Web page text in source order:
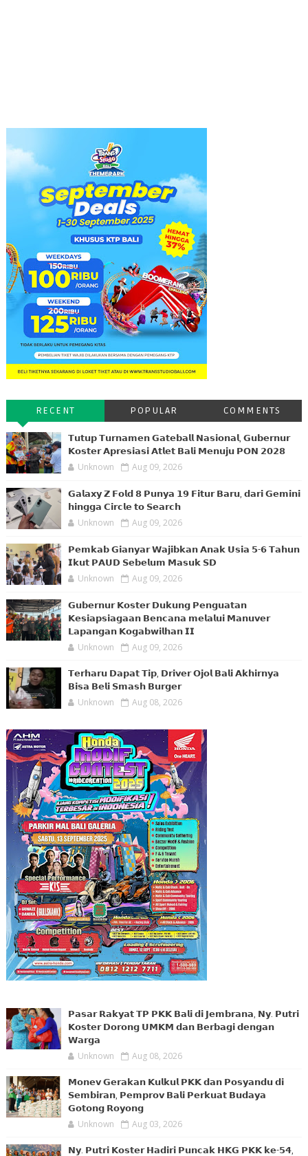
RECENT POPULAR COMMENTS
𝗧𝘂𝘁𝘂𝗽 𝗧𝘂𝗿𝗻𝗮𝗺𝗲𝗻 𝗚𝗮𝘁𝗲𝗯𝗮𝗹𝗹 𝗡𝗮𝘀𝗶𝗼𝗻𝗮𝗹, 𝗚𝘂𝗯𝗲𝗿𝗻𝘂𝗿
𝗞𝗼𝘀𝘁𝗲𝗿 𝗔𝗽𝗿𝗲𝘀𝗶𝗮𝘀𝗶 𝗔𝘁𝗹𝗲𝘁 𝗕𝗮𝗹𝗶 𝗠𝗲𝗻𝘂𝗷𝘂 𝗣𝗢𝗡 𝟮𝟬𝟮𝟴
Unknown Aug 09, 2026
𝗚𝗮𝗹𝗮𝘅𝘆 𝗭 𝗙𝗼𝗹𝗱 𝟴 𝗣𝘂𝗻𝘆𝗮 𝟭𝟵 𝗙𝗶𝘁𝘂𝗿 𝗕𝗮𝗿𝘂, 𝗱𝗮𝗿𝗶 𝗚𝗲𝗺𝗶𝗻𝗶
𝗵𝗶𝗻𝗴𝗴𝗮 𝗖𝗶𝗿𝗰𝗹𝗲 𝘁𝗼 𝗦𝗲𝗮𝗿𝗰𝗵
Unknown Aug 09, 2026
𝗣𝗲𝗺𝗸𝗮𝗯 𝗚𝗶𝗮𝗻𝘆𝗮𝗿 𝗪𝗮𝗷𝗶𝗯𝗸𝗮𝗻 𝗔𝗻𝗮𝗸 𝗨𝘀𝗶𝗮 𝟱-𝟲 𝗧𝗮𝗵𝘂𝗻
𝗜𝗸𝘂𝘁 𝗣𝗔𝗨𝗗 𝗦𝗲𝗯𝗲𝗹𝘂𝗺 𝗠𝗮𝘀𝘂𝗸 𝗦𝗗
Unknown Aug 09, 2026
𝗚𝘂𝗯𝗲𝗿𝗻𝘂𝗿 𝗞𝗼𝘀𝘁𝗲𝗿 𝗗𝘂𝗸𝘂𝗻𝗴 𝗣𝗲𝗻𝗴𝘂𝗮𝘁𝗮𝗻
𝗞𝗲𝘀𝗶𝗮𝗽𝘀𝗶𝗮𝗴𝗮𝗮𝗻 𝗕𝗲𝗻𝗰𝗮𝗻𝗮 𝗺𝗲𝗹𝗮𝗹𝘂𝗶 𝗠𝗮𝗻𝘂𝘃𝗲𝗿
𝗟𝗮𝗽𝗮𝗻𝗴𝗮𝗻 𝗞𝗼𝗴𝗮𝗯𝘄𝗶𝗹𝗵𝗮𝗻 𝗜𝗜
Unknown Aug 09, 2026
𝗧𝗲𝗿𝗵𝗮𝗿𝘂 𝗗𝗮𝗽𝗮𝘁 𝗧𝗶𝗽, 𝗗𝗿𝗶𝘃𝗲𝗿 𝗢𝗷𝗼𝗹 𝗕𝗮𝗹𝗶 𝗔𝗸𝗵𝗶𝗿𝗻𝘆𝗮
𝗕𝗶𝘀𝗮 𝗕𝗲𝗹𝗶 𝗦𝗺𝗮𝘀𝗵 𝗕𝘂𝗿𝗴𝗲𝗿
Unknown Aug 08, 2026
𝗣𝗮𝘀𝗮𝗿 𝗥𝗮𝗸𝘆𝗮𝘁 𝗧𝗣 𝗣𝗞𝗞 𝗕𝗮𝗹𝗶 𝗱𝗶 𝗝𝗲𝗺𝗯𝗿𝗮𝗻𝗮, 𝗡𝘆. 𝗣𝘂𝘁𝗿𝗶
𝗞𝗼𝘀𝘁𝗲𝗿 𝗗𝗼𝗿𝗼𝗻𝗴 𝗨𝗠𝗞𝗠 𝗱𝗮𝗻 𝗕𝗲𝗿𝗯𝗮𝗴𝗶 𝗱𝗲𝗻𝗴𝗮𝗻
𝗪𝗮𝗿𝗴𝗮
Unknown Aug 08, 2026
𝗠𝗼𝗻𝗲𝘃 𝗚𝗲𝗿𝗮𝗸𝗮𝗻 𝗞𝘂𝗹𝗸𝘂𝗹 𝗣𝗞𝗞 𝗱𝗮𝗻 𝗣𝗼𝘀𝘆𝗮𝗻𝗱𝘂 𝗱𝗶
𝗦𝗲𝗺𝗯𝗶𝗿𝗮𝗻, 𝗣𝗲𝗺𝗽𝗿𝗼𝘃 𝗕𝗮𝗹𝗶 𝗣𝗲𝗿𝗸𝘂𝗮𝘁 𝗕𝘂𝗱𝗮𝘆𝗮
𝗚𝗼𝘁𝗼𝗻𝗴 𝗥𝗼𝘆𝗼𝗻𝗴
Unknown Aug 03, 2026
𝗡𝘆. 𝗣𝘂𝘁𝗿𝗶 𝗞𝗼𝘀𝘁𝗲𝗿 𝗛𝗮𝗱𝗶𝗿𝗶 𝗣𝘂𝗻𝗰𝗮𝗸 𝗛𝗞𝗚 𝗣𝗞𝗞 𝗸𝗲-𝟱𝟰,